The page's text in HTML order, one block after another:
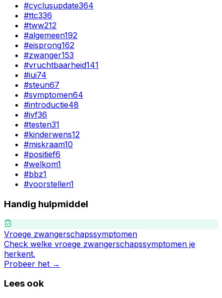
#cyclusupdate364
#ttc336
#tww212
#algemeen192
#eisprong162
#zwanger153
#vruchtbaarheid141
#iui74
#steun67
#symptomen64
#introductie48
#ivf36
#testen31
#kinderwens12
#miskraam10
#positief6
#welkom1
#bbz1
#voorstellen1
Handig hulpmiddel
Vroege zwangerschapssymptomen
Check welke vroege zwangerschapssymptomen je
herkent.
Probeer het →
Lees ook